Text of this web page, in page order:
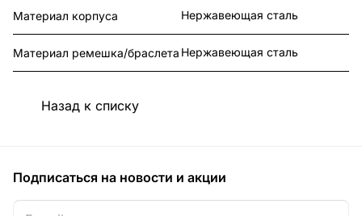
Материал корпуса Нержавеющая сталь
Материал ремешка/браслета Нержавеющая сталь
Назад к списку
Подписаться на новости и акции